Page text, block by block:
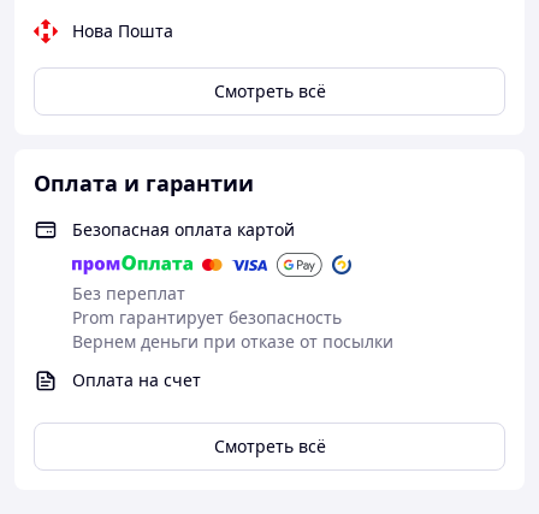
Нова Пошта
Смотреть всё
Оплата и гарантии
Безопасная оплата картой
Без переплат
Prom гарантирует безопасность
Вернем деньги при отказе от посылки
Оплата на счет
Смотреть всё